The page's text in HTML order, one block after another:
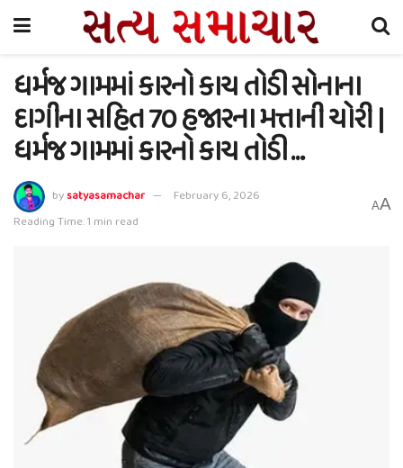
ધર્મજ ગામમાં કારનો કાચ તોડી સોનાના
દાગીના સહિત 70 હજારના મત્તાની ચોરી |
ધર્મજ ગામમાં કારનો કાચ તોડી …
bysatyasamachar
February 6, 2026
Reading Time: 1 min read
AA